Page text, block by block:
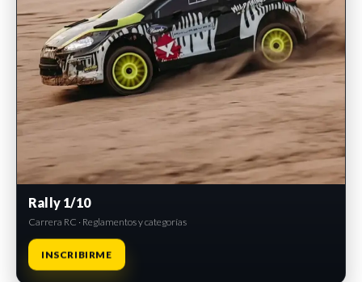
Rally 1/10
Carrera RC · Reglamentos y categorías
INSCRIBIRME